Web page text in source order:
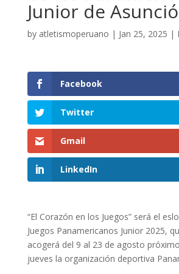
Junior de
by atletismoperuano | Jan 25, 2025 |
Facebook
Twitter
Gmail
LinkedIn
“El Corazón en los Juegos” será el
Juegos Panamericanos Junior 2025,
acogerá del 9 al 23 de agosto
jueves la organización deportiva